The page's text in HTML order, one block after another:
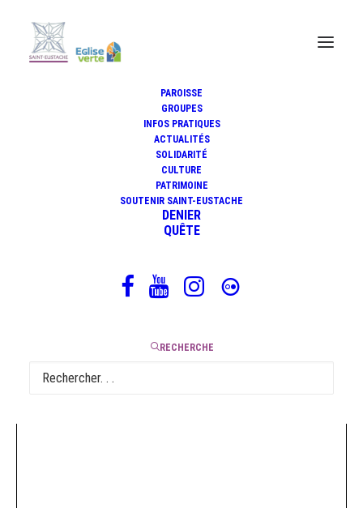
PAROISSE
GROUPES
INFOS PRATIQUES
ACTUALITÉS
SOLIDARITÉ
CULTURE
PATRIMOINE
SOUTENIR SAINT-EUSTACHE
DENIER
QUÊTE
RECHERCHE
Journal Forum Saint Eustache